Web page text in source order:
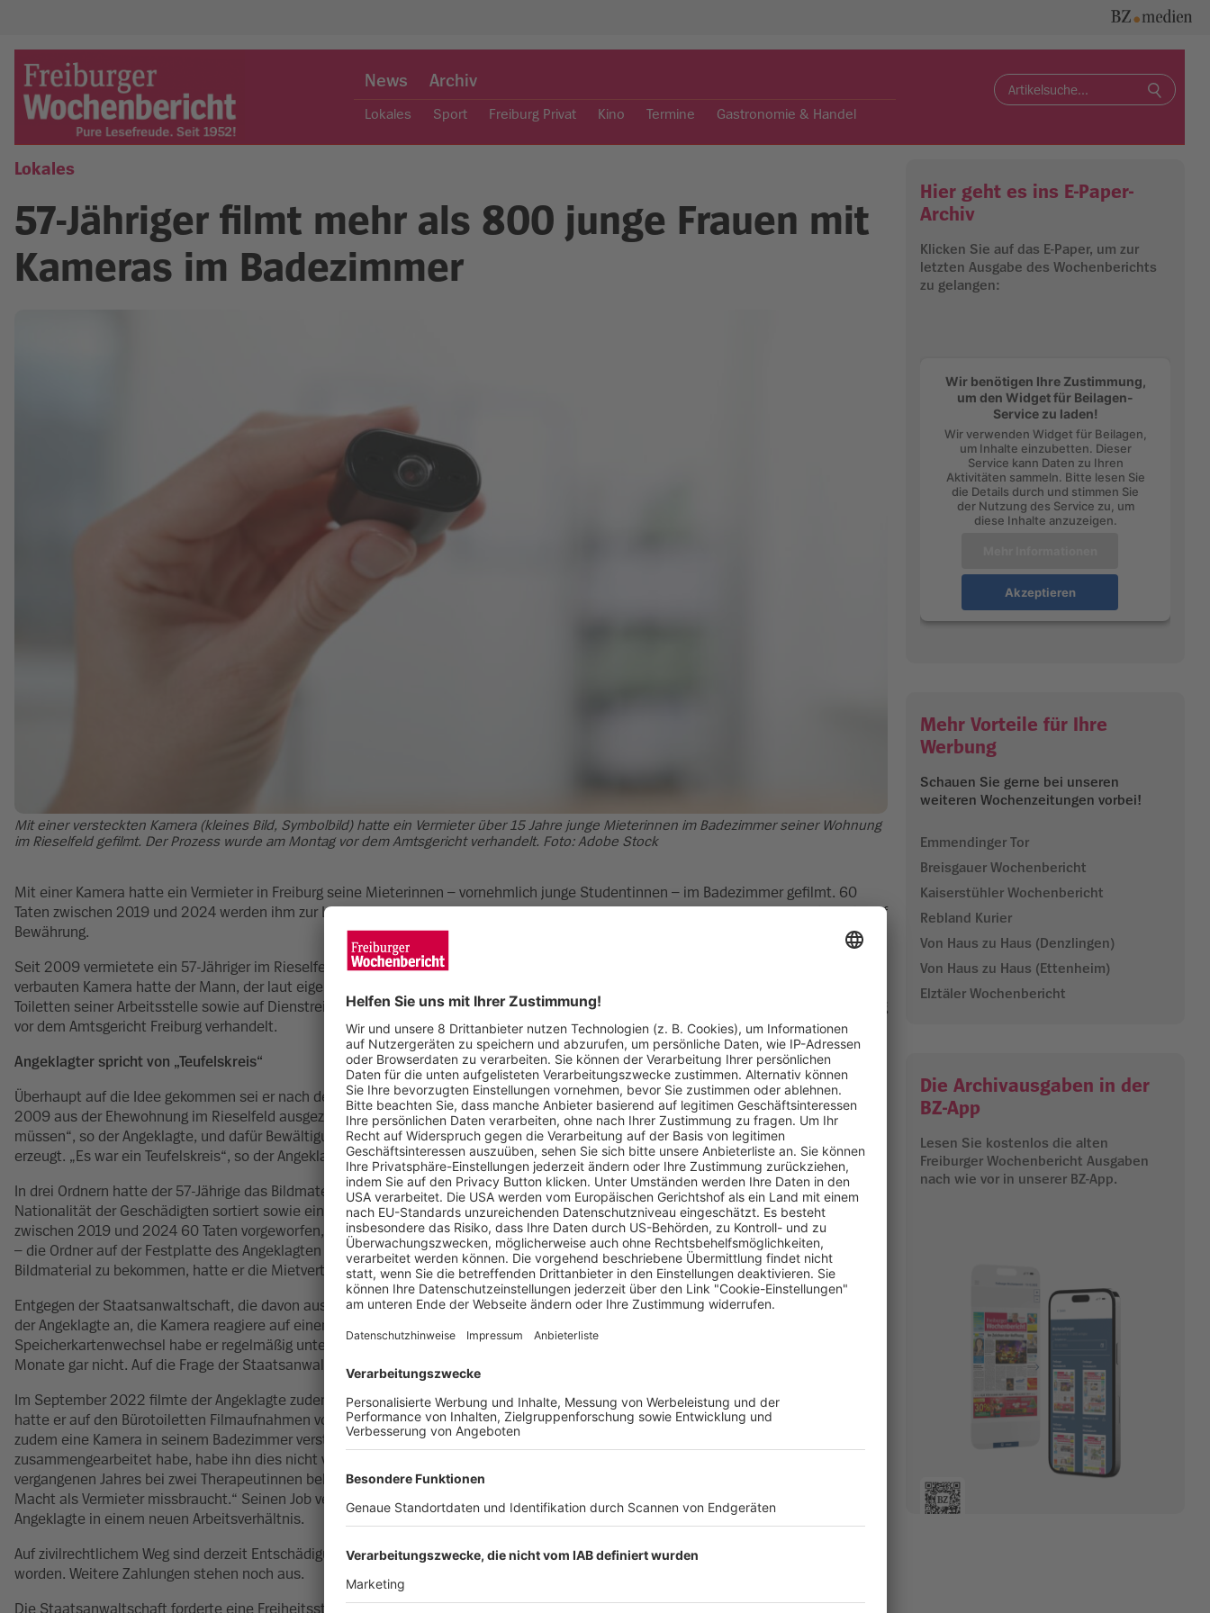
content
Freiburger Wochenbericht
News Archiv
Lokales Sport Freiburg Privat Kino Termine Gastronomie & Handel
Search
for:
Lokales
57-Jähriger filmt mehr als 800 junge Frauen mit
Kameras im Badezimmer
Mit einer versteckten Kamera (kleines Bild, Symbolbild) hatte ein Vermieter über 15 Jahre junge Mieterinnen im Badezimmer seiner Wohnung
im Rieselfeld gefilmt. Der Prozess wurde am Montag vor dem Amtsgericht verhandelt. Foto: Adobe Stock
Mit einer Kamera hatte ein Vermieter in Freiburg seine Mieterinnen – vornehmlich junge Studentinnen – im Badezimmer gefilmt. 60
Taten zwischen 2019 und 2024 werden ihm zur Last gelegt – der Rest ist verjährt. Das Amtsgericht verurteilte ihn zu einer Haftstrafe auf
Bewährung.
Seit 2009 vermietete ein 57-Jähriger im Rieselfeld eine 7-Zimmer-Wohnung – hauptsächlich an junge Frauen. Mit einer im Badezimmer
verbauten Kamera hatte der Mann, der laut eigener Aussage an einer Sexsucht leide, seine Mieterinnen gefilmt. Doch auch in den
Toiletten seiner Arbeitsstelle sowie auf Dienstreisen kam es zu Filmaufnahmen von Kolleginnen. Der Fall wurde am vergangenen Montag
vor dem Amtsgericht Freiburg verhandelt.
Angeklagter spricht von „Teufelskreis“
Überhaupt auf die Idee gekommen sei er nach der Trennung von seiner ersten Ehefrau: Seine Frau sei mit den gemeinsamen Kindern
2009 aus der Ehewohnung im Rieselfeld ausgezogen. Er habe Depressionen entwickelt, die ständigen Spannungen habe er „abbauen
müssen“, so der Angeklagte, und dafür Bewältigungsstrategien gesucht. Die Angst, entdeckt zu werden, habe zusätzliche Spannungen
erzeugt. „Es war ein Teufelskreis“, so der Angeklagte. Mit der Entdeckung schließlich habe er auch Erleichterung verspürt.
In drei Ordnern hatte der 57-Jährige das Bildmaterial auf seinem Computer gespeichert und sortiert. Er hatte sie nach Namen und
Nationalität der Geschädigten sortiert sowie einen Ordner mit dem Namen „Specials“ angelegt. Insgesamt werden ihm im Zeitraum
zwischen 2019 und 2024 60 Taten vorgeworfen, die Taten der zehn Jahre zuvor sind bereits verjährt. Rund 70 Geschädigte sind ermittelt
– die Ordner auf der Festplatte des Angeklagten enthalten jedoch über 800 verschiedene Namen. Um regelmäßig wechselndes
Bildmaterial zu bekommen, hatte er die Mietverträge auf ein Jahr begrenzt.
Entgegen der Staatsanwaltschaft, die davon ausgeht, dass die Kamera durchgängig lief und das Bildmaterial geschnitten wurde, gab
der Angeklagte an, die Kamera reagiere auf einen Sensor und zeichne nur auf, wenn jemand das Bad betritt. Zum
Speicherkartenwechsel habe er regelmäßig unter einem Vorwand die Wohnung betreten – manchmal wöchentlich, manchmal mehrere
Monate gar nicht. Auf die Frage der Staatsanwaltschaft, wie viel Zeit er damit verbracht habe, antwortete der Angeklagte: „Zu viel.“
Im September 2022 filmte der Angeklagte zudem Arbeitskolleginnen in einem angemieteten Airbnb auf einer Tagungsreise. Schon zuvor
hatte er auf den Bürotoiletten Filmaufnahmen von ihnen angefertigt. Bei einem privaten Spieleabend mit seinen Kolleginnen hatte er
zudem eine Kamera in seinem Badezimmer versteckt. Obwohl er seine Kolleginnen „menschlich gemocht“ habe und täglich mit ihnen
zusammengearbeitet habe, habe ihn dies nicht von den Taten abgehalten, so der Angeklagte. Seine Sexsucht lasse er seit April
vergangenen Jahres bei zwei Therapeutinnen behandeln. Die Wohnung habe er 2025 verkauft: „Ich hatte das Gefühl, ich habe meine
Macht als Vermieter missbraucht.“ Seinen Job verlor er 2024, als die Vorwürfe bekannt wurden. In der Zwischenzeit befindet sich der
Angeklagte in einem neuen Arbeitsverhältnis.
Auf zivilrechtlichem Weg sind derzeit Entschädigungszahlungen in Höhe von 3.500 Euro pro Person an 30 Geschädigte ausgezahlt
worden. Weitere Zahlungen stehen noch aus.
Die Staatsanwaltschaft forderte eine Freiheitsstrafe von zweieinhalb Jahren – verurteilt wurde der Angeklagte schließlich zu einem Jahr
Hier geht es ins E-Paper-
Archiv
Klicken Sie auf das E-Paper, um zur
letzten Ausgabe des Wochenberichts
zu gelangen:
Wir benötigen Ihre Zustimmung,
um den Widget für Beilagen-
Service zu laden!
Wir verwenden Widget für Beilagen,
um Inhalte einzubetten. Dieser
Service kann Daten zu Ihren
Aktivitäten sammeln. Bitte lesen Sie
die Details durch und stimmen Sie
der Nutzung des Service zu, um
diese Inhalte anzuzeigen.
Akzeptieren
Mehr Vorteile für Ihre
Werbung
Schauen Sie gerne bei unseren
weiteren Wochenzeitungen vorbei!
Emmendinger Tor
Breisgauer Wochenbericht
Kaiserstühler Wochenbericht
Rebland Kurier
Von Haus zu Haus (Denzlingen)
Von Haus zu Haus (Ettenheim)
Elztäler Wochenbericht
Die Archivausgaben in der
BZ-App
Lesen Sie kostenlos die alten
Freiburger Wochenbericht Ausgaben
nach wie vor in unserer BZ-App.